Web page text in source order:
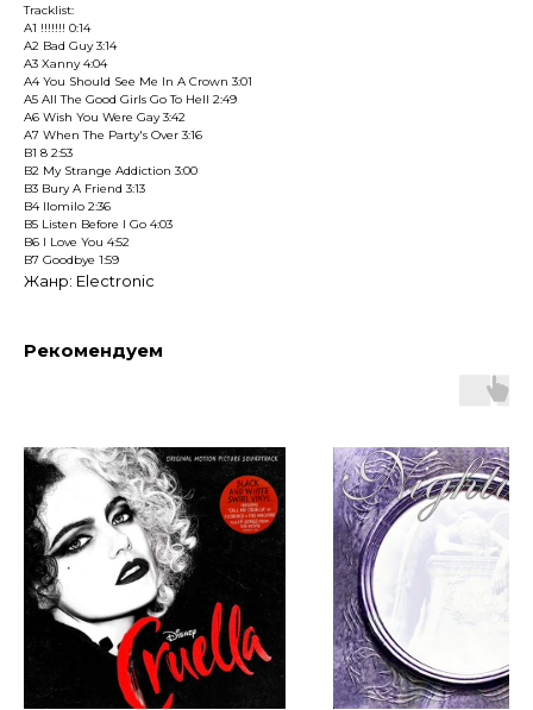
Tracklist:
A1 !!!!!!! 0:14
A2 Bad Guy 3:14
A3 Xanny 4:04
A4 You Should See Me In A Crown 3:01
A5 All The Good Girls Go To Hell 2:49
A6 Wish You Were Gay 3:42
A7 When The Party's Over 3:16
B1 8 2:53
B2 My Strange Addiction 3:00
B3 Bury A Friend 3:13
B4 Ilomilo 2:36
B5 Listen Before I Go 4:03
B6 I Love You 4:52
B7 Goodbye 1:59
Жанр: Electronic
Рекомендуем